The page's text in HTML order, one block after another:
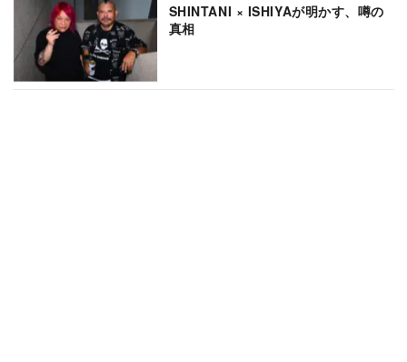
SHINTANI × ISHIYAが明かす、噂の
真相